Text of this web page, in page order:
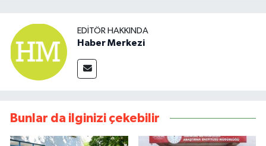
EDITÖR HAKKINDA
Haber Merkezi
Bunlar da ilginizi çekebilir